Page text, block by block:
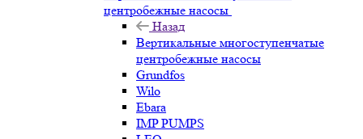
центробежные насосы
Назад
Вертикальные многоступенчатые
центробежные насосы
Grundfos
Wilo
Ebara
IMP PUMPS